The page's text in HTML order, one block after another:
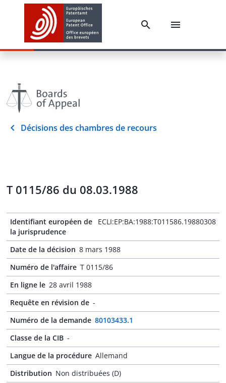
Décisions des chambres de recours
T 0115/86 du 08.03.1988
Identifiant européen de
la jurisprudence
ECLI:EP:BA:1988:T011586.19880308
Date de la décision 8 mars 1988
Numéro de l'affaire T 0115/86
En ligne le 28 avril 1988
Requête en révision de -
Numéro de la demande 80103433.1
Classe de la CIB -
Langue de la procédure Allemand
Distribution Non distribuées (D)